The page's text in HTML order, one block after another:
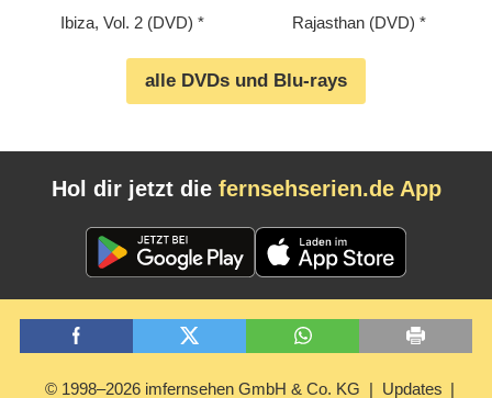
Ibiza, Vol. 2 (DVD) Rajasthan (DVD)
alle DVDs und Blu-rays
Hol dir jetzt die fernsehserien.de App
© 1998–2026 imfernsehen GmbH & Co. KG Updates